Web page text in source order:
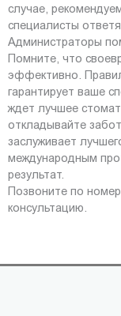
случае,
специалисты
Администраторы
Помните, что
эффективно.
гарантирует ваше
ждет лучшее
откладывайте
заслуживает
международным
результат.
Позвоните по
консультацию.